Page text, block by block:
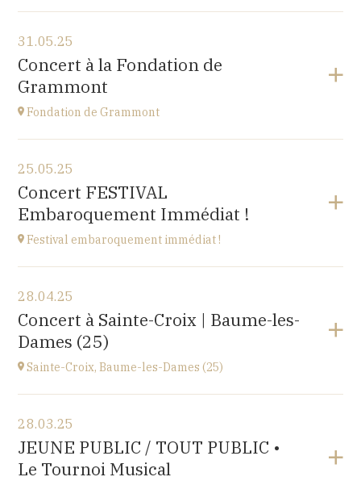
Cuse-et-Adrisans
(25680)
à20H
31.05.25
Concert à la Fondation de
Grammont
Fondation de Grammont
Fondation de Grammont
205 rue de l'Hôpital, 70110 VILLERSEXEL
à14H
25.05.25
Concert FESTIVAL
Embaroquement Immédiat !
Festival embaroquement immédiat !
Le Nord (59)
à14H30
Accéder au site
28.04.25
Concert à Sainte-Croix | Baume-les-
Dames (25)
Sainte-Croix, Baume-les-Dames (25)
EHPAD du Centre hospitalier Sainte-Croix,
1 avenue du Président Kennedy, 25110 BAUME-LES-
DAMES
28.03.25
JEUNE PUBLIC / TOUT PUBLIC •
Le Tournoi Musical